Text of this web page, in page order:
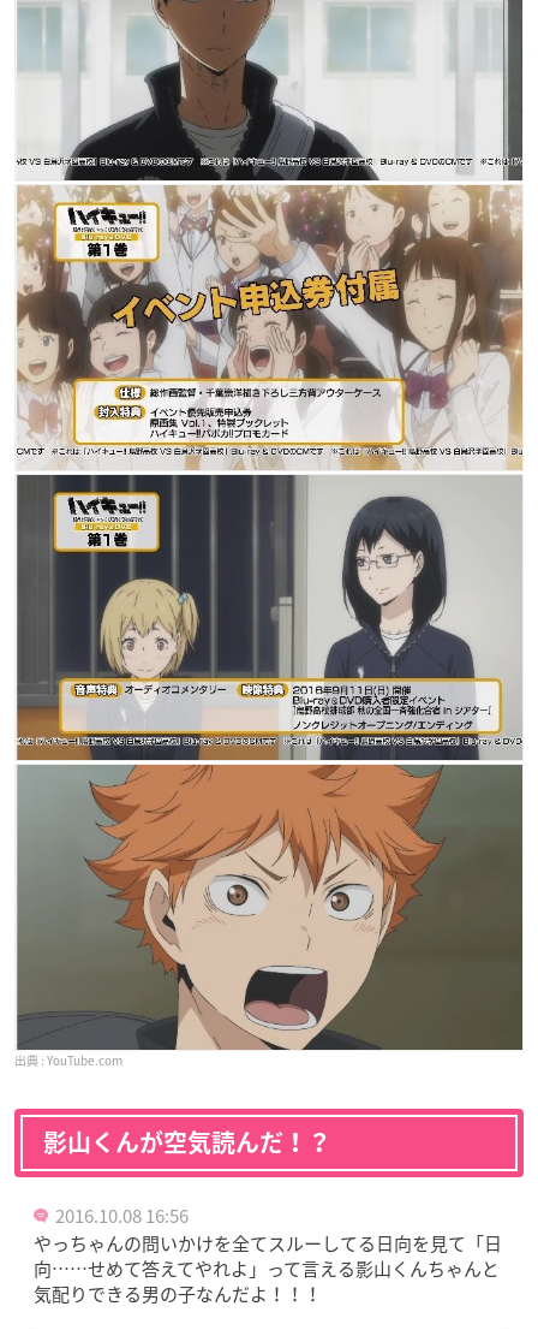
YouTube.com
影山くんが空気読んだ！？
2016.10.08 16:56
やっちゃんの問いかけを全てスルーしてる日向を見て「日
向……せめて答えてやれよ」って言える影山くんちゃんと
気配りできる男の子なんだよ！！！